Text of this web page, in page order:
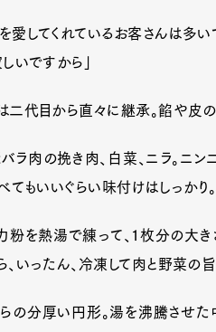
を愛してくれているお客さんは多
いですから」
二代目から直々に継承。餡や皮の
ラ肉の挽き肉、白菜、ニラ。ニ
てもいいぐらい味付けはしっか
粉を熱湯で練って、1枚分の大
、いったん、冷凍して肉と野菜の
の分厚い円形。湯を沸騰させ